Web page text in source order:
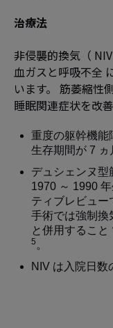
治療法
非侵襲的換気（
血ガスと呼吸不全
います。 筋萎縮性
睡眠関連症状を改
重度の躯幹機能
生存期間が 7 ヵ
デュシェンヌ型
1970 ～ 1990
ティブレビュー
手術では強制換
と併用するこ
5 。
NIV は入院日数